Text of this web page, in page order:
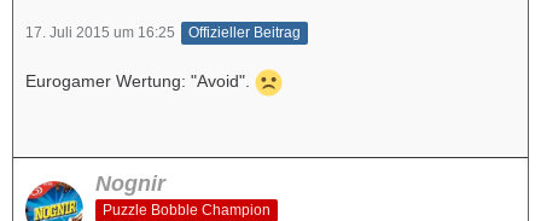
17. Juli 2015 um 16:25 Offizieller Beitrag
Eurogamer Wertung: "Avoid".
Nognir
Puzzle Bobble Champion